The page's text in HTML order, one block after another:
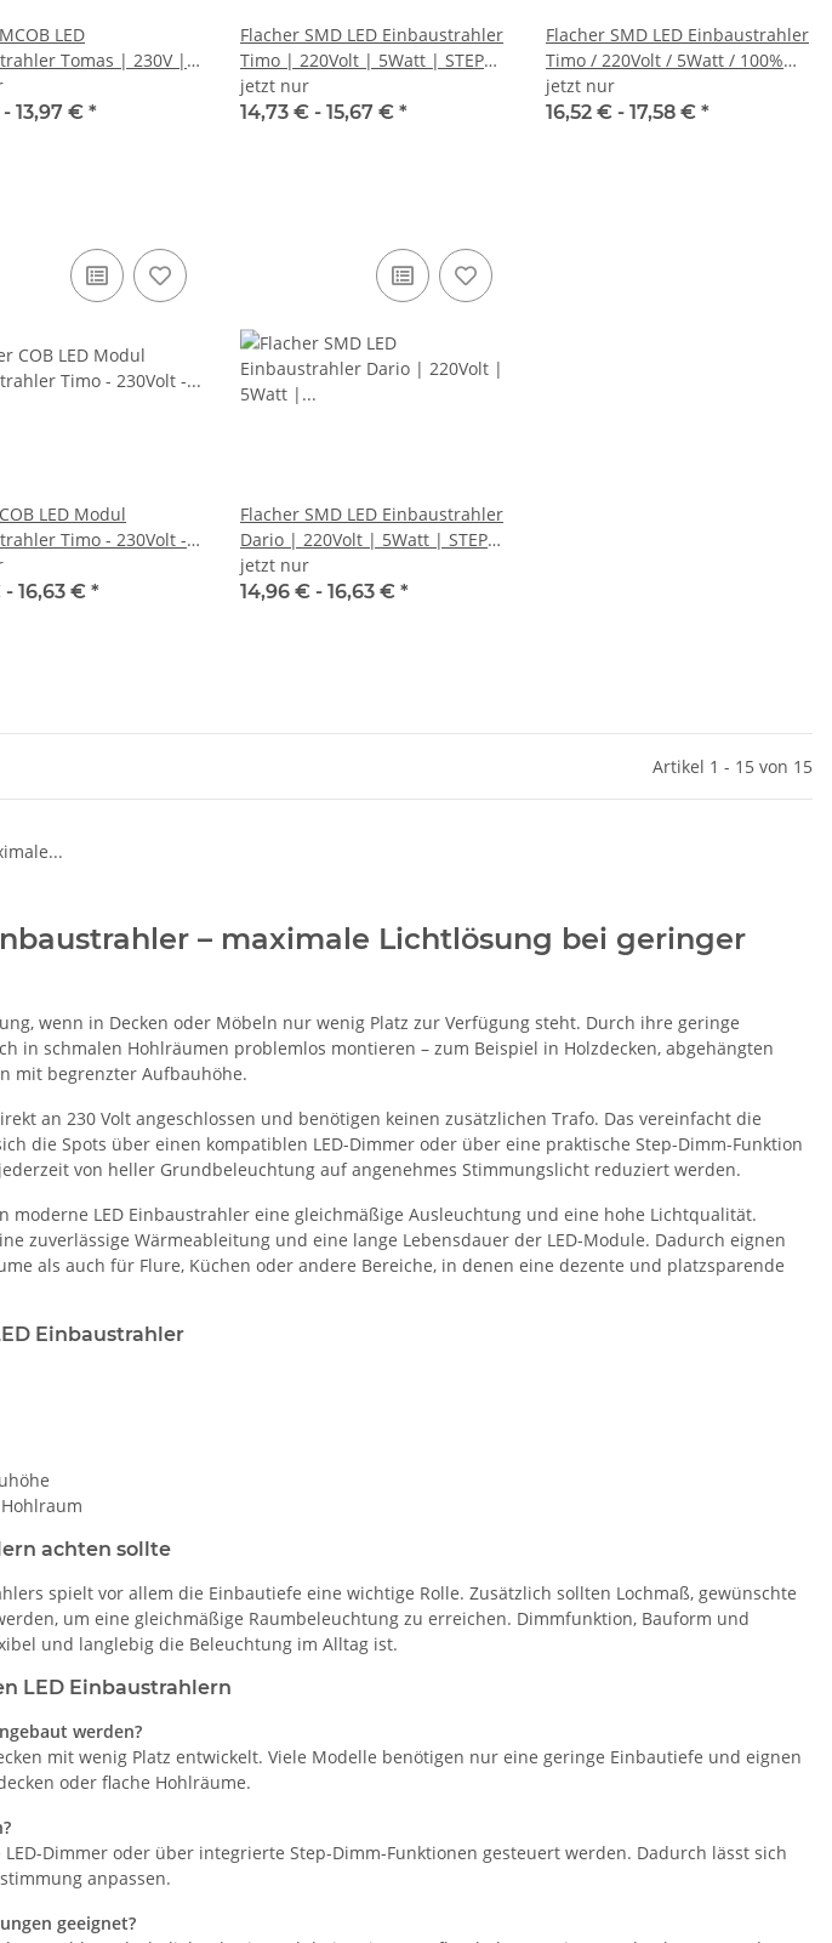
LED
Tomas | 230V |
DIMMBAR |
- 13,97 € *
Flacher SMD LED Einbaustrahler
Timo | 220Volt | 5Watt | STEP
DIMMBAR | ET=32mm
jetzt nur
14,73 € - 15,67 € *
Flacher SMD LED Einbaustrahler
Timo / 220Volt / 5Watt / 100%
jetzt nur
16,52 € - 17,58 € *
LED Modul
Timo - 230Volt -
DIMMBAR
- 16,63 € *
Flacher SMD LED Einbaustrahler
Dario | 220Volt | 5Watt | STEP
DIMMBAR | ET=32mm
jetzt nur
14,96 € - 16,63 € *
Artikel 1 - 15 von 15
– maximale Lichtlösung bei geringer
wenn in Decken oder Möbeln nur wenig Platz zur Verfügung steht. Durch ihre geringe
in schmalen Hohlräumen problemlos montieren – zum Beispiel in Holzdecken, abgehängten
mit begrenzter Aufbauhöhe.
an 230 Volt angeschlossen und benötigen keinen zusätzlichen Trafo. Das vereinfacht die
die Spots über einen kompatiblen LED-Dimmer oder über eine praktische Step-Dimm-Funktion
von heller Grundbeleuchtung auf angenehmes Stimmungslicht reduziert werden.
moderne LED Einbaustrahler eine gleichmäßige Ausleuchtung und eine hohe Lichtqualität.
zuverlässige Wärmeableitung und eine lange Lebensdauer der LED-Module. Dadurch eignen
als auch für Flure, Küchen oder andere Bereiche, in denen eine dezente und platzsparende
Einbaustrahler
achten sollte
spielt vor allem die Einbautiefe eine wichtige Rolle. Zusätzlich sollten Lochmaß, gewünschte
um eine gleichmäßige Raumbeleuchtung zu erreichen. Dimmfunktion, Bauform und
und langlebig die Beleuchtung im Alltag ist.
LED Einbaustrahlern
werden?
mit wenig Platz entwickelt. Viele Modelle benötigen nur eine geringe Einbautiefe und eignen
oder flache Hohlräume.
Dimmer oder über integrierte Step-Dimm-Funktionen gesteuert werden. Dadurch lässt sich
anpassen.
geeignet?